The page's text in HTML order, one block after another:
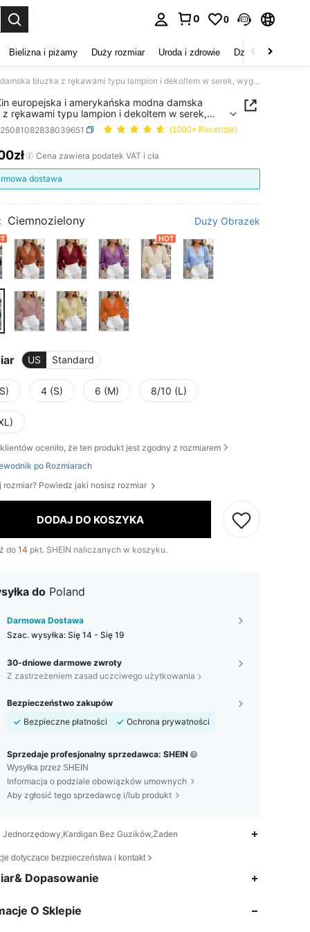
0 0
Bielizna i piżamy Duży rozmiar Uroda i zdrowie Dzieci
WangXin europejska i amerykańska modna damska bluzka z rękawami typu lampion i dekoltem w serek, wygodna miękka tkanina, odpowiednia na różne okazje, niezbędna na wiosenne dojazdy do pracy o każdej porze roku
europejska i amerykańska modna damska
z rękawami typu lampion i dekoltem w serek,
miękka tkanina, odpowiednia na różne okazje,
na wiosenne dojazdy do pracy o każdej
(1000+ Recenzje)
AND AVAILABILITY
Cena zawiera podatek VAT i cła
dostawa
Ciemnozielony Duży Obrazek
US Standard
4 (S) 6 (M) 8/10 (L)
klientów oceniło, że ten produkt jest zgodny z rozmiarem
po Rozmiarach
rozmiar? Powiedz jaki nosisz rozmiar
DODAJ DO KOSZYKA
do 14 pkt. SHEIN naliczanych w koszyku.
do Poland
Darmowa Dostawa
Szac. wysyłka: Się 14 - Się 19
30-dniowe darmowe zwroty
Z zastrzeżeniem zasad uczciwego użytkowania
Bezpieczeństwo zakupów
Bezpieczne płatności
Ochrona prywatności
Sprzedaje profesjonalny sprzedawca: SHEIN
Wysyłka przez SHEIN
Informacja o podziale obowiązków umownych
Aby zgłosić tego sprzedawcę i/lub produkt
Jednorzędowy,Kardigan Bez Guzików,Żaden
dotyczące bezpieczeństwa i kontakt
Dopasowanie
O Sklepie
4,77 35